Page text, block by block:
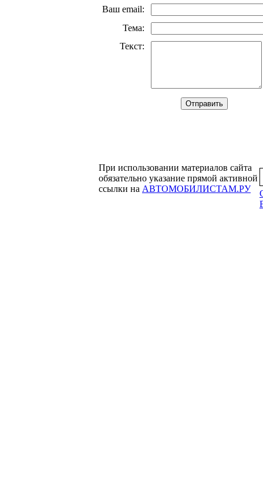
Ваш email:
Тема:
Текст:
При использовании материалов сайта
обязательно указание прямой активной
ссылки на АВТОМОБИЛИСТАМ.РУ